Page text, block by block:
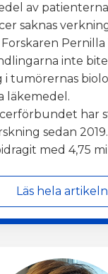
av
saknas
inte
i tumörernas
läkemedel.
har
sedan
med 4,75
Läs hela artikeln